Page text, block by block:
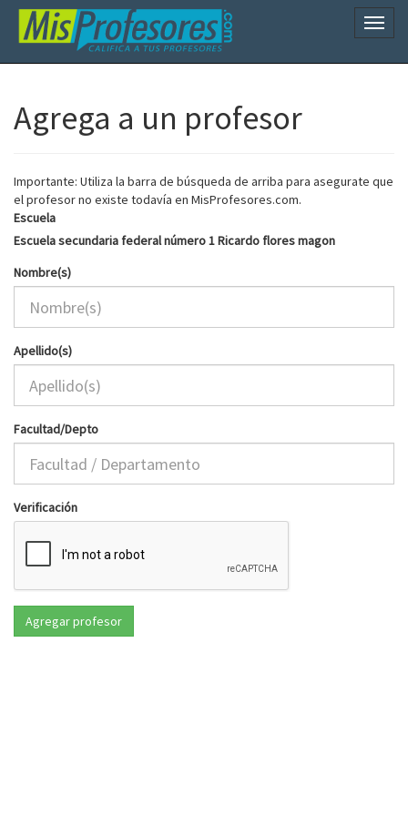
Agrega a un profesor
Importante: Utiliza la barra de búsqueda de arriba para asegurate que
el profesor no existe todavía en MisProfesores.com.
Escuela
Escuela secundaria federal número 1 Ricardo flores magon
Nombre(s)
Apellido(s)
Facultad/Depto
Verificación